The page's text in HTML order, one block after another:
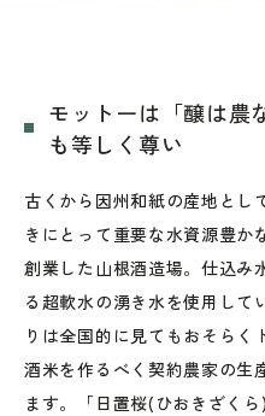
モットーは「醸は農
も等しく尊い
古くから因州和紙の産地とし
きにとって重要な水資源豊か
創業した山根酒造場。仕込み
る超軟水の湧き水を使用して
りは全国的に見てもおそらく
酒米を作るべく契約農家の生
ます。「日置桜(ひおきざく